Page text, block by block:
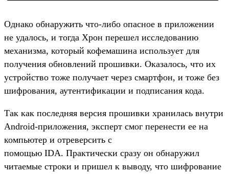
Однако обнаружить что-либо опасное в приложении
не удалось, и тогда Хрон перешел исследованию
механизма, который кофемашина использует для
получения обновлений прошивки. Оказалось, что их
устройство тоже получает через смартфон, и тоже без
шифрования, аутентификации и подписания кода.
Так как последняя версия прошивки хранилась внутри
Android-приложения, эксперт смог перенести ее на
компьютер и отреверсить с
помощью IDA. Практически сразу он обнаружил
читаемые строки и пришел к выводу, что шифрование